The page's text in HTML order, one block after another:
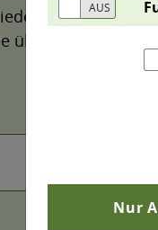
Filter
über die
Nur